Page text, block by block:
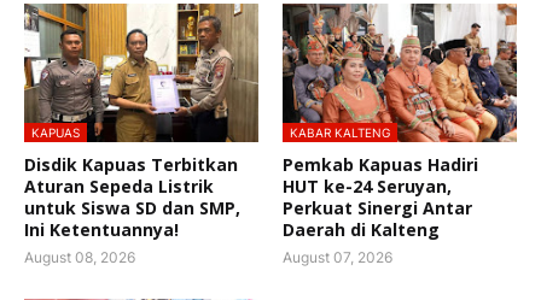
KAPUAS
Disdik Kapuas Terbitkan
Aturan Sepeda Listrik
untuk Siswa SD dan SMP,
Ini Ketentuannya!
August 08, 2026
KABAR KALTENG
Pemkab Kapuas Hadiri
HUT ke-24 Seruyan,
Perkuat Sinergi Antar
Daerah di Kalteng
August 07, 2026